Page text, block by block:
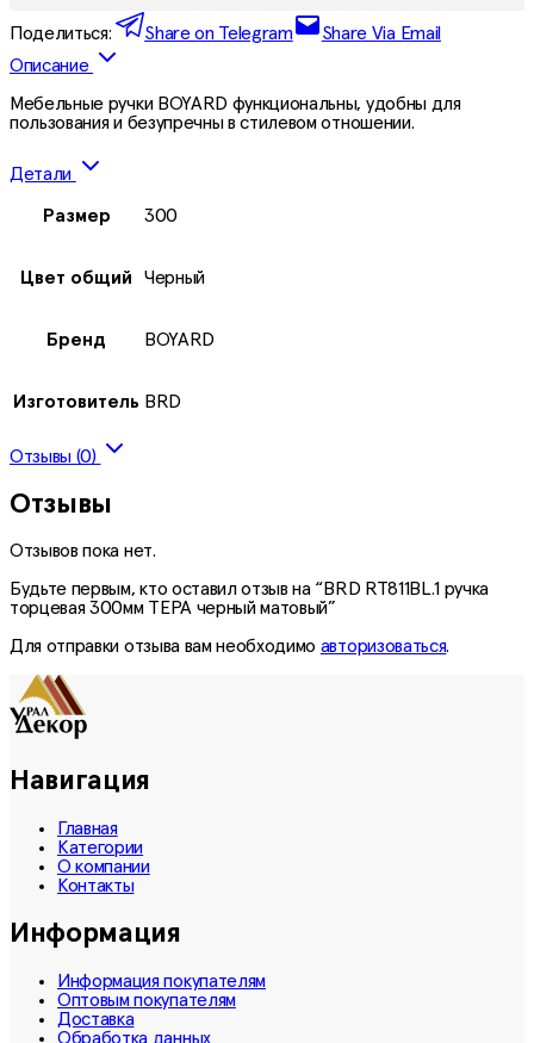
Поделиться: Share on Telegram
Share Via Email
Описание
Мебельные ручки BOYARD функциональны, удобны для
пользования и безупречны в стилевом отношении.
Детали
Размер 300
Цвет общий Черный
Бренд BOYARD
Изготовитель BRD
Отзывы (0)
Отзывы
Отзывов пока нет.
Будьте первым, кто оставил отзыв на “BRD RT811BL.1 ручка
торцевая 300мм ТЕРА черный матовый”
Для отправки отзыва вам необходимо авторизоваться.
Навигация
Главная
Категории
О компании
Контакты
Информация
Информация покупателям
Оптовым покупателям
Доставка
Обработка данных